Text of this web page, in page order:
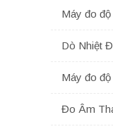
Máy đo
Dò Nhiệt
Máy đo
Đo Âm